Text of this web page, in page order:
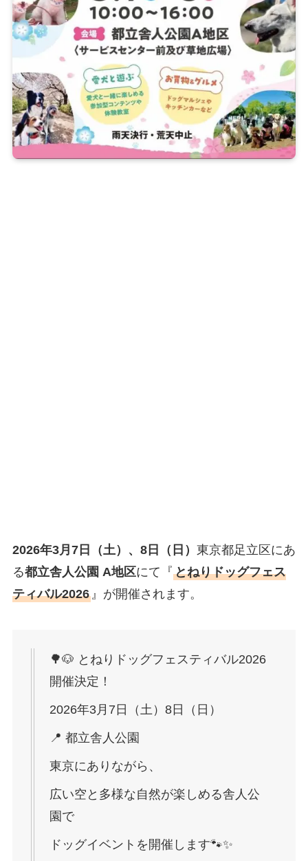
2026年3月7日（土）、8日（日） 東京都足立区にあ
る都立舎人公園 A地区にて『とねりドッグフェス
ティバル2026』が開催されます。
🌳🐶 とねりドッグフェスティバル2026
開催決定！
2026年3月7日（土）8日（日）
📍 都立舎人公園
東京にありながら、
広い空と多様な自然が楽しめる舎人公
園で
ドッグイベントを開催します🐾✨